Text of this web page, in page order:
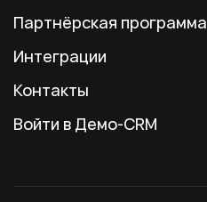
Партнёрская программа
Интеграции
Контакты
Войти в Демо-CRM